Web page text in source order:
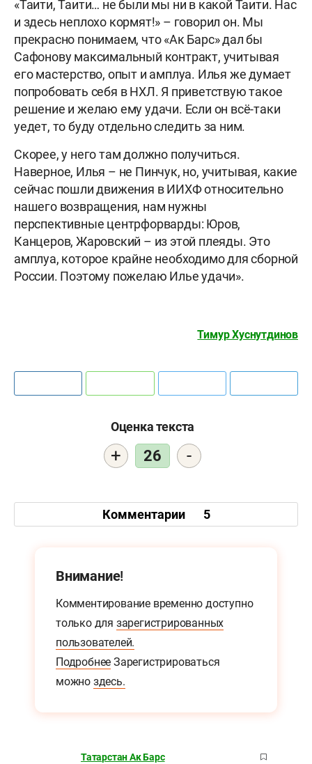
«Таити, Таити… не были мы ни в какой Таити. Нас
и здесь неплохо кормят!» – говорил он. Мы
прекрасно понимаем, что «Ак Барс» дал бы
Сафонову максимальный контракт, учитывая
его мастерство, опыт и амплуа. Илья же думает
попробовать себя в НХЛ. Я приветствую такое
решение и желаю ему удачи. Если он всё-таки
уедет, то буду отдельно следить за ним.
Скорее, у него там должно получиться.
Наверное, Илья – не Пинчук, но, учитывая, какие
сейчас пошли движения в ИИХФ относительно
нашего возвращения, нам нужны
перспективные центрфорварды: Юров,
Канцеров, Жаровский – из этой плеяды. Это
амплуа, которое крайне необходимо для сборной
России. Поэтому пожелаю Илье удачи».
Тимур Хуснутдинов
Оценка текста
+ 26 -
Комментарии 5
Внимание!
Комментирование временно доступно
только для зарегистрированных
пользователей.
Подробнее Зарегистрироваться
можно здесь.
Татарстан Ак Барс